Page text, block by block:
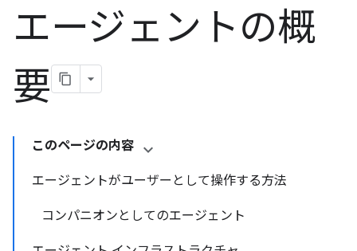
エージェントの概
要
このページの内容
エージェントがユーザーとして操作する方法
コンパニオンとしてのエージェント